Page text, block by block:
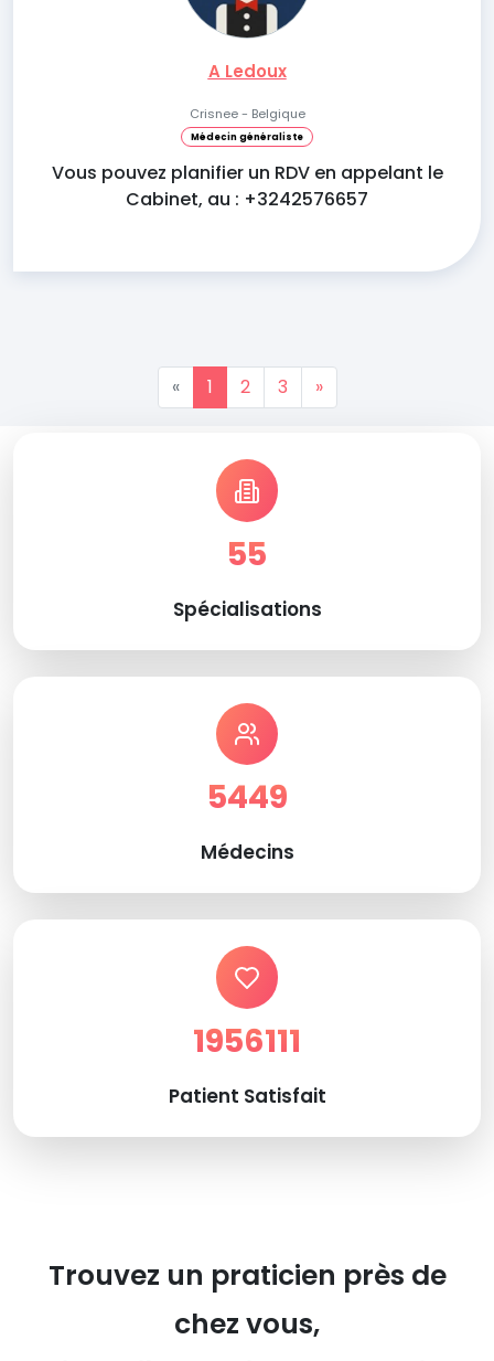
A Ledoux
Crisnee - Belgique
Médecin généraliste
Vous pouvez planifier un RDV en appelant le
Cabinet, au : +3242576657
« 1 2 3 »
55
Spécialisations
5449
Médecins
1956111
Patient Satisfait
Trouvez un praticien près de
chez vous,